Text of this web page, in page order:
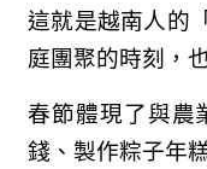
這就是越南人的
庭團聚的時刻，
春節體現了與農
錢、製作粽子年